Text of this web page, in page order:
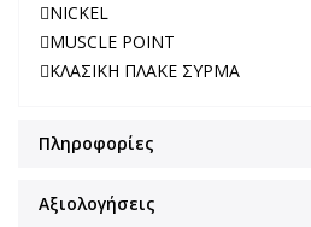
NICKEL
MUSCLE POINT
KΛAΣIKH ΠΛAKE ΣYPMA
Πληροφορίες
Αξιολογήσεις